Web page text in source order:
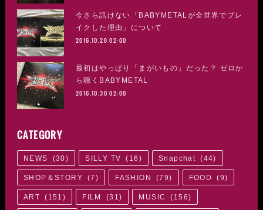
今さら訊けない「BABYMETALが全世界でブレ
イクした理由」について
2016.10.28 02:00
最初はやっぱり「まがいもの」だった？ ゼロか
ら聴くBABYMETAL
2016.10.30 02:00
CATEGORY
NEWS (30) SILLY TV ( 16 ) Snapchat (44)
SHOP＆STORY (7 ) FASHION (79) FOOD (9)
ART ( 151 ) FILM (31 ) MUSIC ( 156)